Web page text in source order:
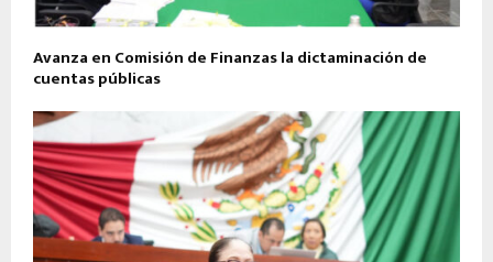
Avanza en Comisión de Finanzas la dictaminación de
cuentas públicas